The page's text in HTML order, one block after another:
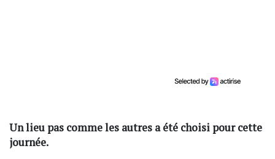
Un lieu pas comme les autres a été choisi pour cette
journée.